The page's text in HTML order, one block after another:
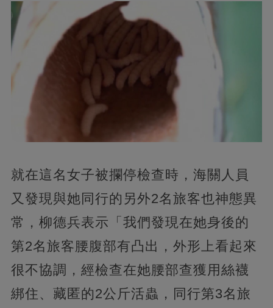
就在這名女子被攔停檢查時，海關人員
又發現與她同行的另外2名旅客也神態異
常，柳德兵表示「我們發現在她身後的
第2名旅客腰腹部有凸出，外形上看起來
很不協調，經檢查在她腰部查獲用絲襪
綁住、藏匿的2公斤活蟲，同行第3名旅